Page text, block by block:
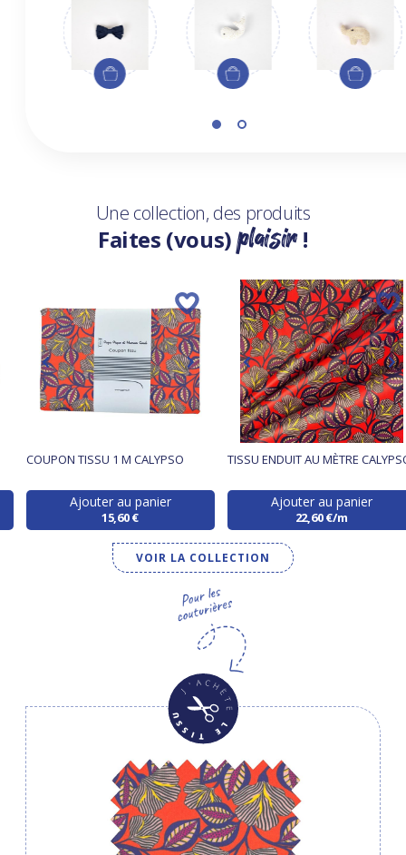
Une collection, des produits
Faites (vous)plaisir!
COUPON TISSU 1 M CALYPSO
Ajouter au panier
15,60 €
TISSU ENDUIT AU MÈTRE
Ajouter au panier
22,60 €/m
VOIR LA COLLECTION